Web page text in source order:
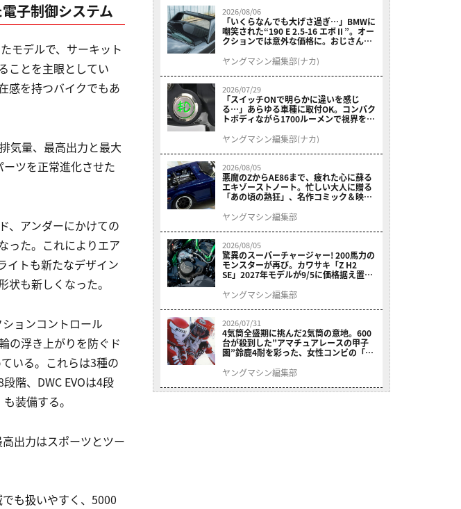
子制御システム
モデルで、サーキット
ことを主眼としてい
感を持つバイクでもあ
気量、最高出力と最大
ツを正常進化させた
、アンダーにかけての
った。これによりエア
イトも新たなデザイン
も新しくなった。
ョンコントロール
の浮き上がりを防ぐド
いる。これらは3種の
階、DWC EVOは4段
装備する。
出力はスポーツとツー
も扱いやすく、5000
2026/08/06
「いくらなんでも大げさ過ぎ…」BMWに
嘲笑された“190 E 2.5-16 エボⅡ”。オー
クションでは意外な価格に。おじさん達
ヤングマシン編集部(ナカ)
2026/07/29
「スイッチONで明らかに違いを感じ
る…」あらゆる車種に取付OK。コンパク
トボディながら1700ルーメンで視界を確
ニット プレシャスレイ スモール］
ヤングマシン編集部(ナカ)
2026/08/05
悪魔のZからAE86まで、疲れた心に蘇る
エキゾーストノート。忙しい大人に贈る
「あの頃の熱狂」、名作コミック＆映画
結！
ヤングマシン編集部
2026/08/05
驚異のスーパーチャージャー! 200馬力の
モンスターが再び。カワサキ「Z H2
SE」2027年モデルが9/5に価格据え置き
ヤングマシン編集部
2026/07/31
4気筒全盛期に挑んだ2気筒の意地。600
台が殺到した”アマチュアレースの甲子
園”鈴鹿4耐を彩った、女性コンビの「ス
ヤングマシン編集部